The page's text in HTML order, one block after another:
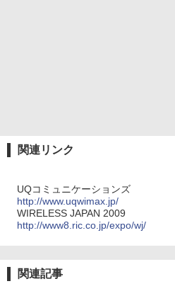
関連リンク
UQコミュニケーションズ
http://www.uqwimax.jp/
WIRELESS JAPAN 2009
http://www8.ric.co.jp/expo/wj/
関連記事